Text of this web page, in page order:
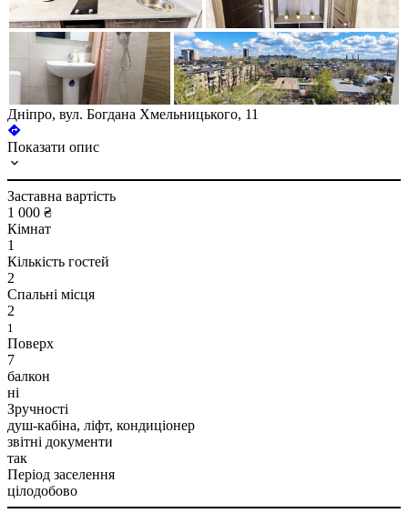
Дніпро, вул. Богдана Хмельницького, 11
Показати опис
Заставна вартість
1 000 ₴
Кімнат
1
Кількість гостей
2
Спальні місця
2
1
Поверх
7
балкон
ні
Зручності
душ-кабіна, ліфт, кондиціонер
звітні документи
так
Період заселення
цілодобово